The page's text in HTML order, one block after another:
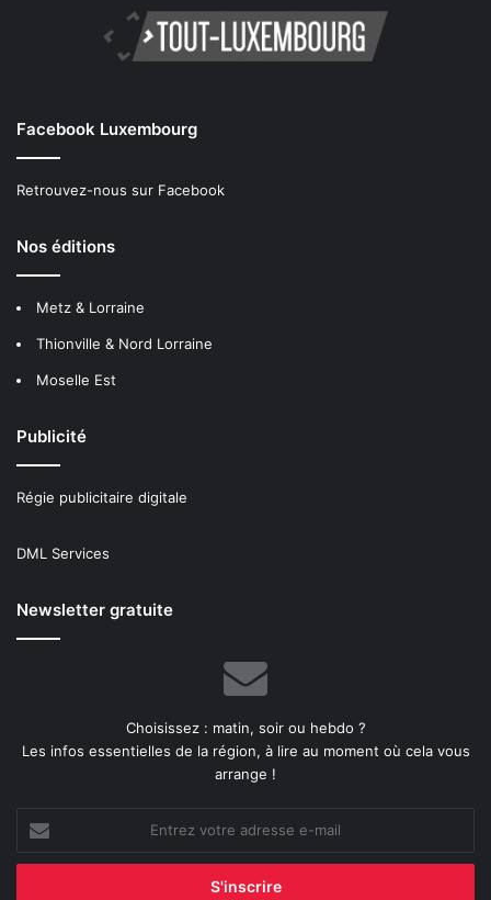
Facebook Luxembourg
Retrouvez-nous sur Facebook
Nos éditions
Metz & Lorraine
Thionville & Nord Lorraine
Moselle Est
Publicité
Régie publicitaire digitale
DML Services
Newsletter gratuite
Choisissez : matin, soir ou hebdo ?
Les infos essentielles de la région, à lire au moment où cela vous
arrange !
votre
adresse